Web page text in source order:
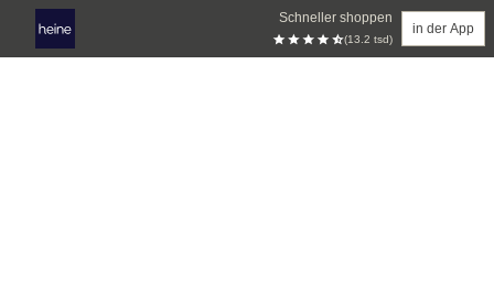
Schneller shoppen
(13.2 tsd)
in der App